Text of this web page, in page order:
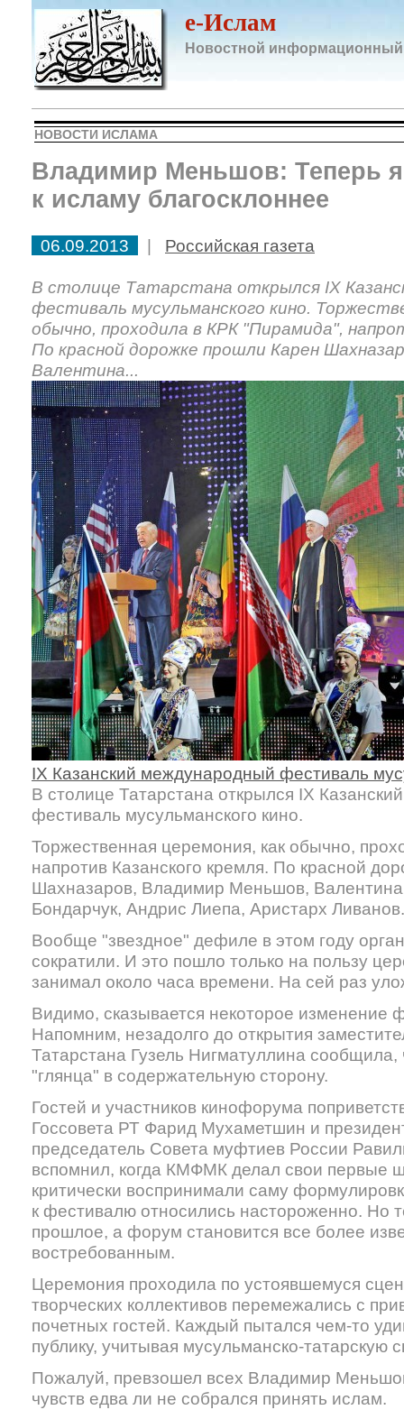
e-Ислам
Новостной информационный
НОВОСТИ ИСЛАМА
Владимир Меньшов: Теперь я
к исламу благосклоннее
06.09.2013 | Российская газета
В столице Татарстана открылся IX
фестиваль мусульманского кино.
обычно, проходила в КРК "Пирамида",
По красной дорожке прошли Карен
Валентина...
IX Казанский международный фестиваль
В столице Татарстана открылся IX
фестиваль мусульманского кино.
Торжественная церемония, как обычно,
напротив Казанского кремля. По красной
Шахназаров, Владимир Меньшов,
Бондарчук, Андрис Лиепа, Аристарх Ливанов.
Вообще "звездное" дефиле в этом году
сократили. И это пошло только на пользу
занимал около часа времени. На сей раз
Видимо, сказывается некоторое
Напомним, незадолго до открытия
Татарстана Гузель Нигматуллина сообщила,
"глянца" в содержательную сторону.
Гостей и участников кинофорума
Госсовета РТ Фарид Мухаметшин и
председатель Совета муфтиев России
вспомнил, когда КМФМК делал свои первые
критически воспринимали саму
к фестивалю относились настороженно. Но
прошлое, а форум становится все более
востребованным.
Церемония проходила по устоявшемуся
творческих коллективов перемежались с
почетных гостей. Каждый пытался чем-то
публику, учитывая мусульманско-татарскую
Пожалуй, превзошел всех Владимир
чувств едва ли не собрался принять ислам.